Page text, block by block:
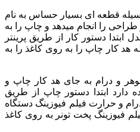
قطعه ای بسیار حساس به نام
را انجام میدهد و چاپ را به
ابتدا دستور کار از طریق پرینتر
هد کار چاپ را به روی کاغذ را به
و درام به جای هد کار چاپ و
دارد ابتدا دستور چاپ از طریق
درام و حرارت فیلم فیوزینگ دستگاه
فیوزینگ پخت تونر به روی کاغذ